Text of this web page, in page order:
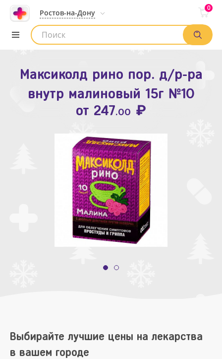
Ростов-на-Дону
0
Список аптек
Максиколд рино пор. д/р-ра
внутр малиновый 15г №10
от 247.00 ₽
Зодак таб. п.п.о. 10мг №10
от109.80 ₽
Выбирайте лучшие цены на лекарства
в вашем городе